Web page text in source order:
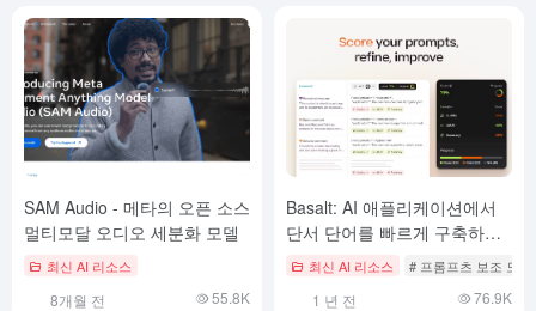
SAM Audio - 메타의 오픈 소스
멀티모달 오디오 세분화 모델
최신 AI 리소스
8개월 전 55.8K
Basalt: AI 애플리케이션에서
단서 단어를 빠르게 구축하고
최적화하기
최신 AI 리소스 # 프롬프츠 보조 도구
1 년 전 76.9K